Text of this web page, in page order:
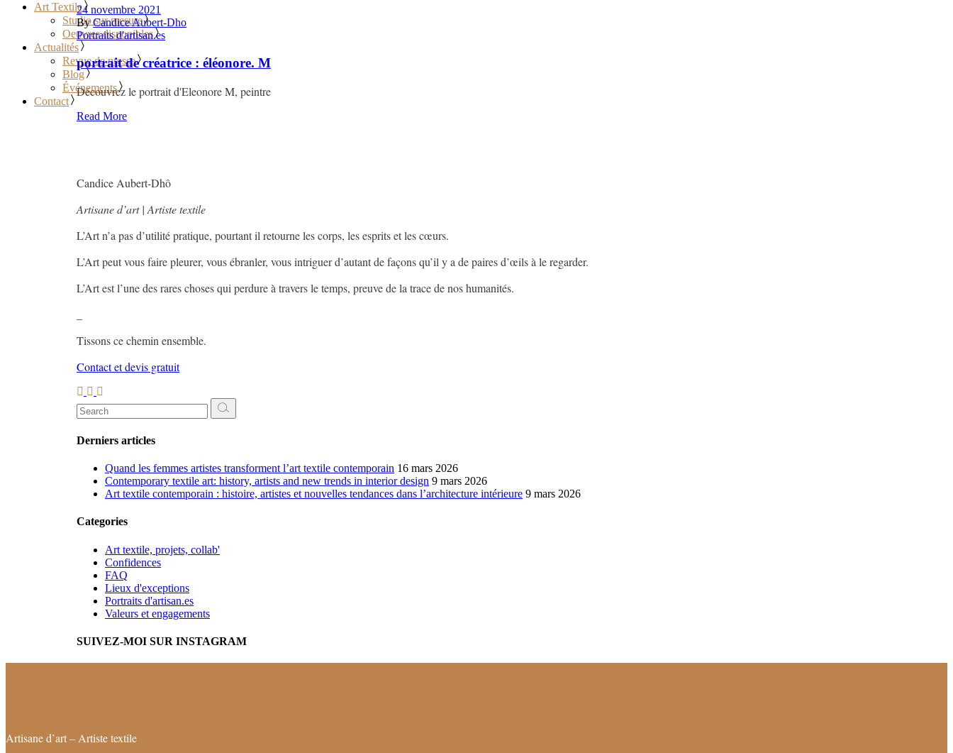
Art Textile
Studio sur mesure
Oeuvres disponibles
Actualités
Revue de presse
Blog
Événements
Contact
24 novembre 2021
By Candice Aubert-Dho
Portraits d'artisan.es
portrait de créatrice : éléonore. M
Découvrez le portrait d'Eleonore M, peintre
Read More
Candice Aubert-Dhô
Artisane d’art | Artiste textile
L’Art n’a pas d’utilité pratique, pourtant il retourne les corps, les esprits et les cœurs.
L’Art peut vous faire pleurer, vous ébranler, vous intriguer d’autant de façons qu’il y a de paires d’œils à le regarder.
L’Art est l’une des rares choses qui perdure à travers le temps, preuve de la trace de nos humanités.
Tissons ce chemin ensemble.
Contact et devis gratuit
Search
for:
Derniers articles
Quand les femmes artistes transforment l’art textile contemporain 16 mars 2026
Contemporary textile art: history, artists and new trends in interior design 9 mars 2026
Art textile contemporain : histoire, artistes et nouvelles tendances dans l’architecture intérieure 9 mars 2026
Categories
Art textile, projets, collab'
Confidences
FAQ
Lieux d'exceptions
Portraits d'artisan.es
Valeurs et engagements
SUIVEZ-MOI SUR INSTAGRAM
Artisane d’art – Artiste textile